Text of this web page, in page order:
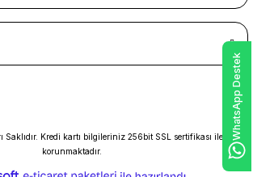
Kredi kartı bilgileriniz 256bit SSL sertifikası ile
korunmaktadır.
WhatsApp Destek
ideasoft